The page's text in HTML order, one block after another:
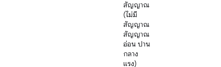
สัญญาณ
(ไม่มี
สัญญาณ
สัญญาณ
อ่อน ปาน
กลาง
แรง)